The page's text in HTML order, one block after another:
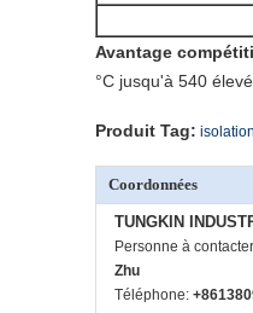
Avantage
°C jusqu'à 540
Produit Tag:
Coordonnées
TUNGKIN
Personne à
Zhu
Téléphone: